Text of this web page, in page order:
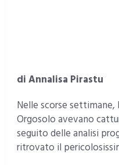
di Annalisa Pirastu
Nelle scorse settimane,
Orgosolo avevano
seguito delle analisi
ritrovato il